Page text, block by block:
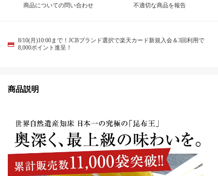
商品についての問い合わせ 不適切な商品を報告
8/10(月)10:00まで！JCBブランド選択で楽天カード新規入会＆3回利用で
8,000ポイント進呈！
商品説明